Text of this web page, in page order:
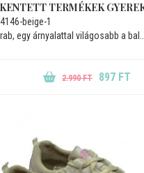
TERMÉKEK
beige-1
egy árnyalattal világosabb a bal...
2.990 FT 897 FT